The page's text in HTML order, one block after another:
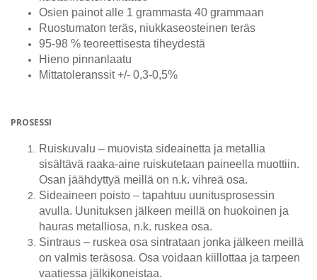
Osien painot alle 1 grammasta 40 grammaan
Ruostumaton teräs, niukkaseosteinen teräs
95-98 % teoreettisesta tiheydestä
Hieno pinnanlaatu
Mittatoleranssit +/- 0,3-0,5%
PROSESSI
Ruiskuvalu – muovista sideainetta ja metallia
sisältävä raaka-aine ruiskutetaan paineella muottiin.
Osan jäähdyttyä meillä on n.k. vihreä osa.
Sideaineen poisto – tapahtuu uunitusprosessin
avulla. Uunituksen jälkeen meillä on huokoinen ja
hauras metalliosa, n.k. ruskea osa.
Sintraus – ruskea osa sintrataan jonka jälkeen meillä
on valmis teräsosa. Osa voidaan kiillottaa ja tarpeen
vaatiessa jälkikoneistaa.